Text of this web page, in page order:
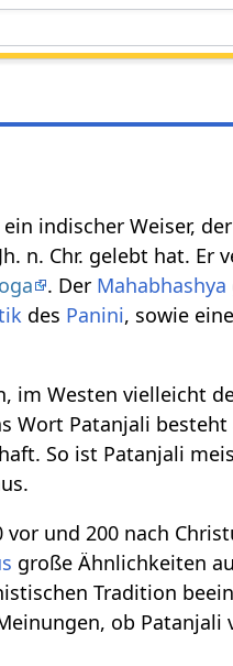
ein indischer Weiser,
n. Chr. gelebt hat. Er
. Der Mahabhashya
des Panini, sowie eine
im Westen vielleicht
Wort Patanjali
So ist Patanjali
und 200 nach
große Ähnlichkeiten
Tradition
ob Patanjali